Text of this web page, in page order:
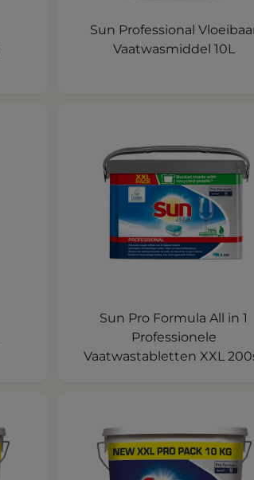
Sun Professional
Vaatwasmiddel 10L
Sun Pro Formula All in 1
Professionele
Vaatwastabletten XXL